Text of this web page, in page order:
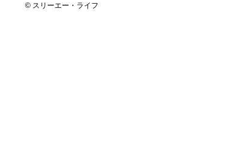
© スリーエー・ライフ